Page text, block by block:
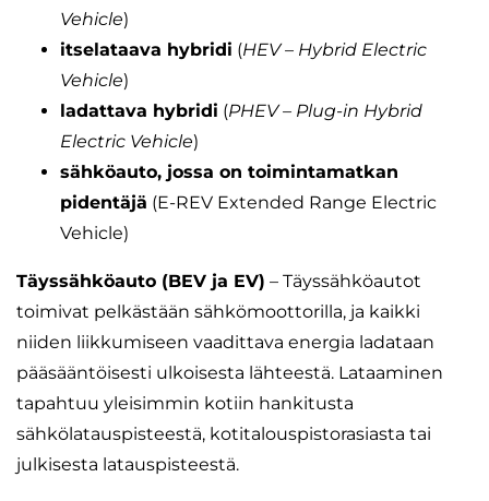
Vehicle)
itselataava hybridi (HEV – Hybrid Electric
Vehicle)
ladattava hybridi (PHEV – Plug-in Hybrid
Electric Vehicle)
sähköauto, jossa on toimintamatkan
pidentäjä (E-REV Extended Range Electric
Vehicle)
Täyssähköauto (BEV ja EV) – Täyssähköautot
toimivat pelkästään sähkömoottorilla, ja kaikki
niiden liikkumiseen vaadittava energia ladataan
pääsääntöisesti ulkoisesta lähteestä. Lataaminen
tapahtuu yleisimmin kotiin hankitusta
sähkölatauspisteestä, kotitalouspistorasiasta tai
julkisesta latauspisteestä.